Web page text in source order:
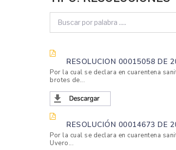
AVICULTORES
DE
COLOMBIA
RESOLUCION 00015058 DE
Por la cual se declara en cuarentena
brotes de...
RESOLUCIÓN 00014673 DE
Por la cual se declara en cuarentena
Uvero...